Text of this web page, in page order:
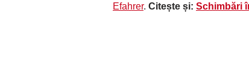
Efahrer. Citește și: Schimbări